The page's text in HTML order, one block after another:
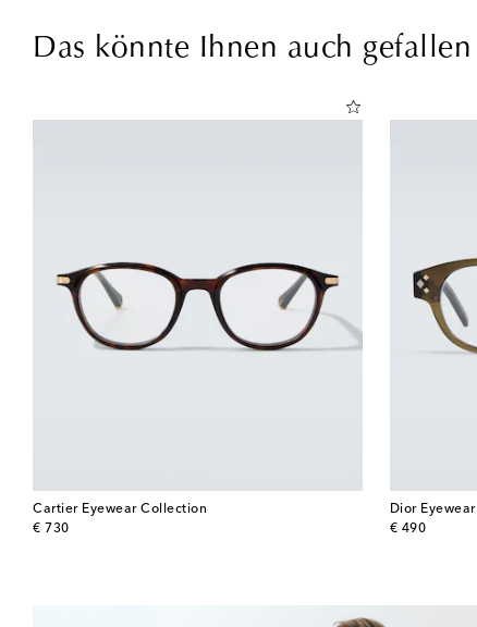
Das könnte Ihnen auch gefallen
Cartier Eyewear Collection
€ 730
original price
Dior Eyewear
€ 490
original price